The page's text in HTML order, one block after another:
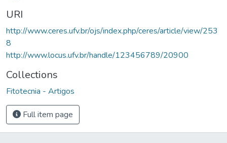
URI
http://www.ceres.ufv.br/ojs/index.php/ceres/article/view/253
8
http://www.locus.ufv.br/handle/123456789/20900
Collections
Fitotecnia - Artigos
Full item page